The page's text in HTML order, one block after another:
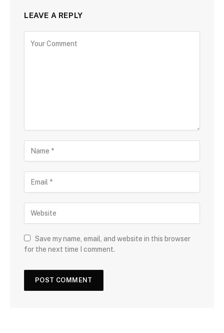
LEAVE A REPLY
Save my name, email, and website in this browser
for the next time I comment.